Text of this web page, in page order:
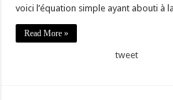
voici l’équation simple ayant abouti à
Read More »
tweet